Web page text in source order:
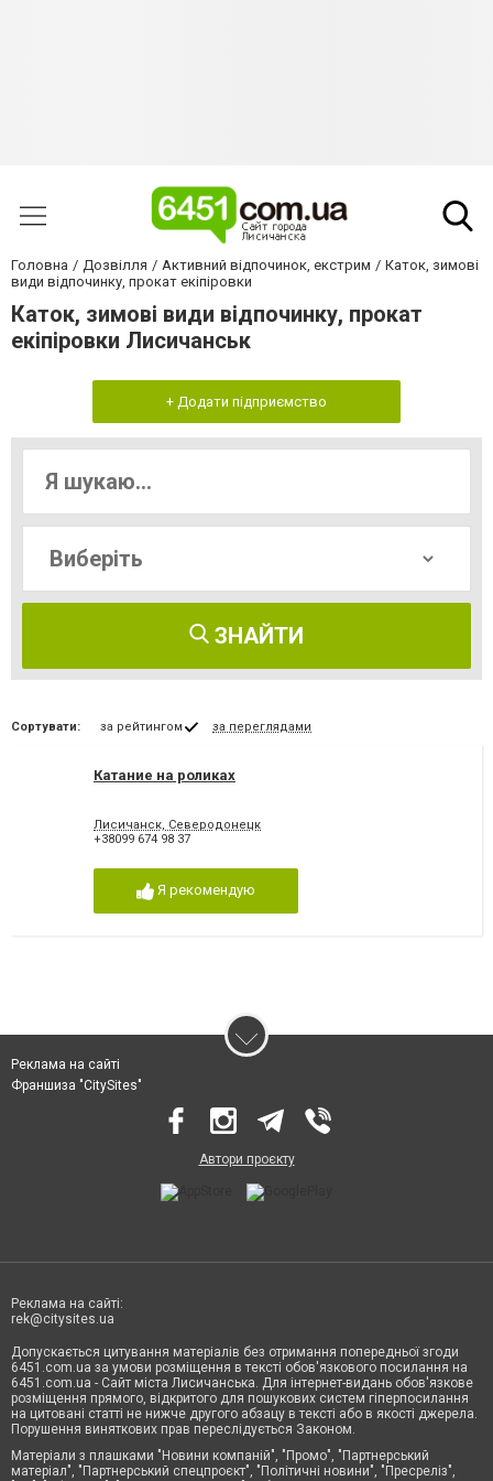
Головна Дозвілля Активний відпочинок, екстрим
Каток, зимові
види відпочинку, прокат екіпіровки
Каток, зимові види відпочинку, прокат
екіпіровки Лисичанськ
+ Додати підприємство
ЗНАЙТИ
Сортувати: за рейтингом за переглядами
Катание на роликах
Лисичанск, Северодонецк
+38099 674 98 37
Я рекомендую
Реклама на сайті
Франшиза "CitySites"
Автори проєкту
Реклама на сайті:
rek@citysites.ua
Допускається цитування матеріалів без отримання попередньої згоди
6451.com.ua за умови розміщення в тексті обов'язкового посилання на
6451.com.ua - Сайт міста Лисичанська. Для інтернет-видань обов'язкове
розміщення прямого, відкритого для пошукових систем гіперпосилання
на цитовані статті не нижче другого абзацу в тексті або в якості джерела.
Порушення виняткових прав переслідується Законом.
Матеріали з плашками "Новини компаній", "Промо", "Партнерський
матеріал", "Партнерський спецпроєкт", "Політичні новини", "Пресреліз",